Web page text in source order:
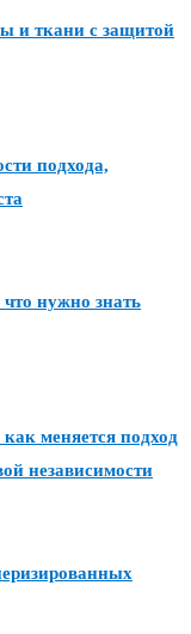
и ткани с защитой
подхода,
нужно знать
меняется подход
независимости